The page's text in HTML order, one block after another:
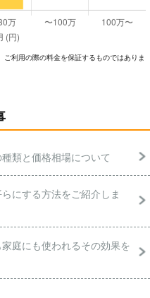
利⽤の際の料⾦を保証するものではありま
類と価格相場について
にする方法をご紹介しま
庭にも使われるその効果を